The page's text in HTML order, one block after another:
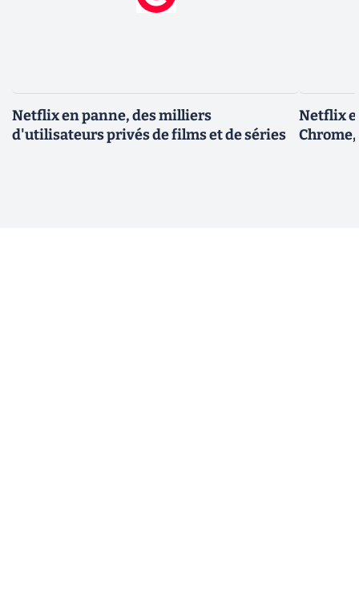
Netflix en panne, des milliers
d'utilisateurs privés de films et de séries
Netflix